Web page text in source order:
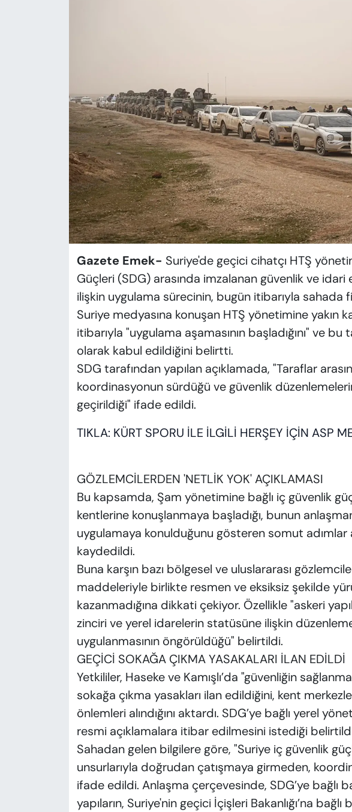
Gazete Emek- Suriye'de geçici cihatçı HTŞ
Güçleri (SDG) arasında imzalanan güvenlik ve idari
ilişkin uygulama sürecinin, bugün itibarıyla sahada
Suriye medyasına konuşan HTŞ yönetimine yakın
itibarıyla "uygulama aşamasının başladığını" ve
olarak kabul edildiğini belirtti.
SDG tarafından yapılan açıklamada, "Taraflar
koordinasyonun sürdüğü ve güvenlik
geçirildiği" ifade edildi.
TIKLA: KÜRT SPORU İLE İLGİLİ HERŞEY İÇİN ASP
GÖZLEMCİLERDEN 'NETLİK YOK' AÇIKLAMASI
Bu kapsamda, Şam yönetimine bağlı iç güvenlik
kentlerine konuşlanmaya başladığı, bunun
uygulamaya konulduğunu gösteren somut adımlar
kaydedildi.
Buna karşın bazı bölgesel ve uluslararası
maddeleriyle birlikte resmen ve eksiksiz şekilde
kazanmadığına dikkati çekiyor. Özellikle "askeri
zinciri ve yerel idarelerin statüsüne ilişkin
uygulanmasının öngörüldüğü" belirtildi.
GEÇİCİ SOKAĞA ÇIKMA YASAKALARI İLAN EDİLDİ
Yetkililer, Haseke ve Kamışlı’da "güvenliğin
sokağa çıkma yasakları ilan edildiğini, kent
önlemleri alındığını aktardı. SDG’ye bağlı yerel
resmi açıklamalara itibar edilmesini istediği
Sahadan gelen bilgilere göre, "Suriye iç güvenlik
unsurlarıyla doğrudan çatışmaya girmeden,
ifade edildi. Anlaşma çerçevesinde, SDG’ye bağlı
yapıların, Suriye'nin geçici İçişleri Bakanlığı’na
KÜLTÜR-SANAT
MAGAZİN
ÖZEL HABER
YAZAR KÖŞESİ
SİYASET